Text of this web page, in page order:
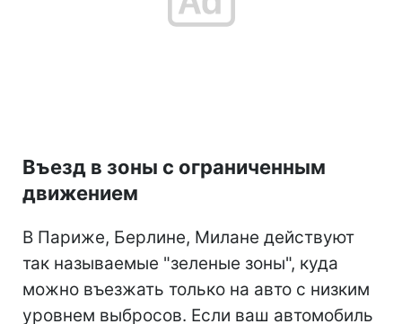
Въезд в зоны с ограниченным
движением
В Париже, Берлине, Милане действуют
так называемые "зеленые зоны", куда
можно въезжать только на авто с низким
уровнем выбросов. Если ваш автомобиль